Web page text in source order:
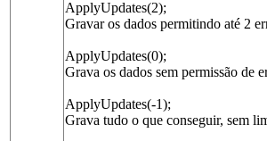
ApplyUpdates(2);
Gravar os dados permitindo até 2
ApplyUpdates(0);
Grava os dados sem permissão de
ApplyUpdates(-1);
Grava tudo o que conseguir, sem